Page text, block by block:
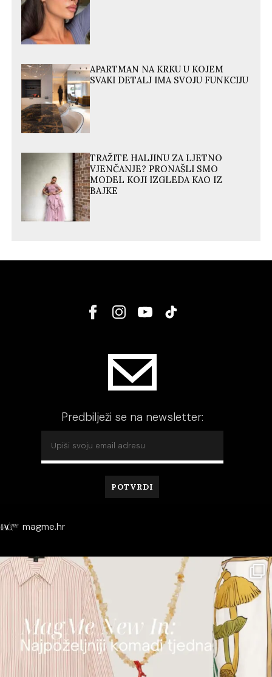
APARTMAN NA KRKU U KOJEM
SVAKI DETALJ IMA SVOJU FUNKCIJU
TRAŽITE HALJINU ZA LJETNO
VJENČANJE? PRONAŠLI SMO
MODEL KOJI IZGLEDA KAO IZ
BAJKE
Predbilježi se na newsletter:
magme.hr